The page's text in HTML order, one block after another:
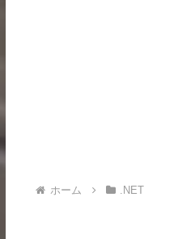
ホーム .NET